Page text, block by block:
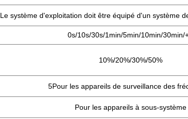
Le système d'exploitation doit être équipé d'un système
0s/10s/30s/1min/5min/10min/30min/
10%/20%/30%/50%
5Pour les appareils de surveillance des
Pour les appareils à sous-système